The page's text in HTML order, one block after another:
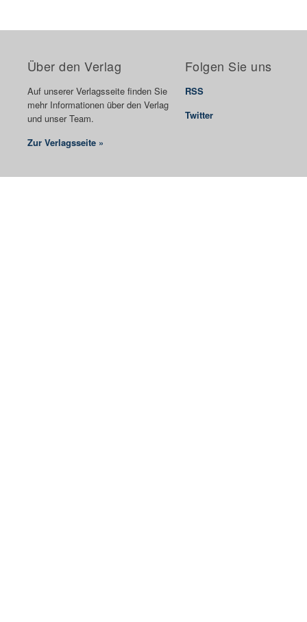
Über den Verlag
Auf unserer Verlagsseite finden Sie
mehr Informationen über den Verlag
und unser Team.
Zur Verlagsseite »
Folgen Sie uns
RSS
Twitter